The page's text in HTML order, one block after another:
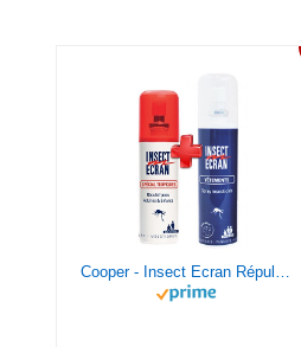
Cooper - Insect Ecran Répulsif Peau spécial Tropiques Spray 75ml + Spray vêtements Spray 100ml